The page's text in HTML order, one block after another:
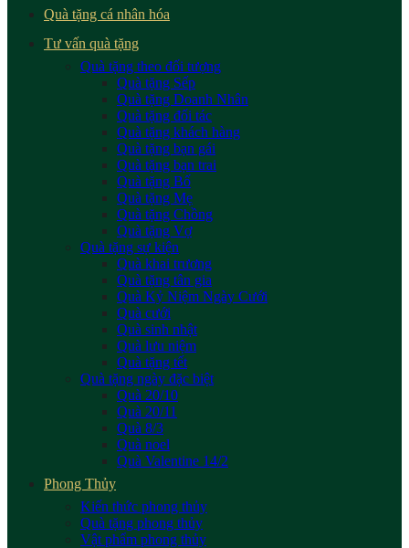
Quà tặng cá nhân hóa
Tư vấn quà tặng
Quà tặng theo đối tượng
Quà tặng Sếp
Quà tặng Doanh Nhân
Quà tặng đối tác
Quà tặng khách hàng
Quà tặng bạn gái
Quà tặng bạn trai
Quà tặng Bố
Quà tặng Mẹ
Quà tặng Chồng
Quà tặng Vợ
Quà tặng sự kiện
Quà khai trương
Quà tặng tân gia
Quà Kỷ Niệm Ngày Cưới
Quà cưới
Quà sinh nhật
Quà lưu niệm
Quà tặng tết
Quà tặng ngày đặc biệt
Quà 20/10
Quà 20/11
Quà 8/3
Quà noel
Quà Valentine 14/2
Phong Thủy
Kiến thức phong thủy
Quà tặng phong thủy
Vật phẩm phong thủy